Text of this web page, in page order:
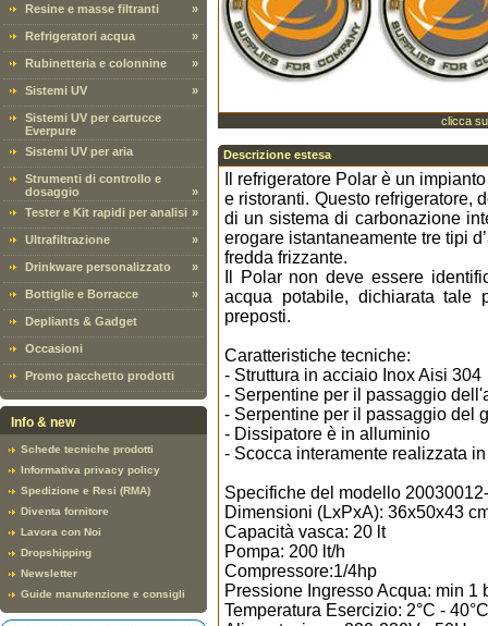
Resine e masse filtranti
»
Refrigeratori acqua »
Rubinetteria e colonnine »
Sistemi UV »
Sistemi UV per cartucce
Everpure
Sistemi UV per aria
Strumenti di controllo e
dosaggio
»
Tester e Kit rapidi per analisi »
Ultrafiltrazione »
Drinkware personalizzato »
Bottiglie e Borracce »
Depliants & Gadget
Occasioni
Promo pacchetto prodotti
Info & new
Schede tecniche prodotti
Informativa privacy policy
Spedizione e Resi (RMA)
Diventa fornitore
Lavora con Noi
Dropshipping
Newsletter
Guide manutenzione e consigli
clicca
Descrizione estesa
Il refrigeratore Polar è un
e ristoranti. Questo refrigeratore,
di un sistema di carbonazione
erogare istantaneamente tre tipi
fredda frizzante.
Il Polar non deve essere
acqua potabile, dichiarata tale
preposti.
Caratteristiche tecniche:
- Struttura in acciaio Inox Aisi 304
- Serpentine per il passaggio
- Serpentine per il passaggio del
- Dissipatore è in alluminio
- Scocca interamente realizzata
Specifiche del modello
Dimensioni (LxPxA): 36x50x43
Capacità vasca: 20 lt
Pompa: 200 lt/h
Compressore:1/4hp
Pressione Ingresso Acqua: min 1
Temperatura Esercizio: 2°C - 40°C